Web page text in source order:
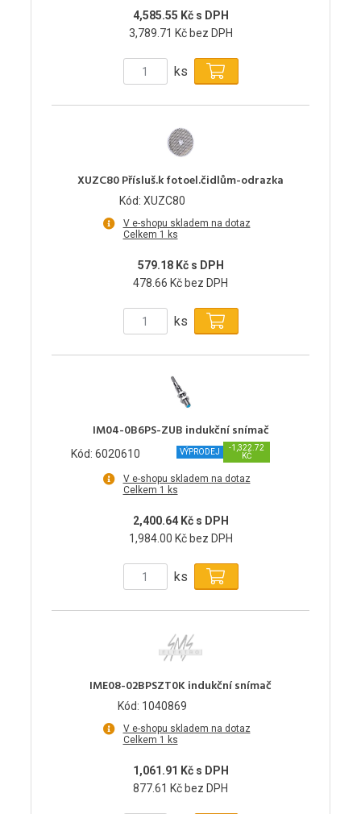
4,585.55 Kč s DPH
3,789.71 Kč bez DPH
ks
XUZC80 Přísluš.k fotoel.čidlům-odrazka
Kód: XUZC80
V e-shopu skladem na dotaz
Celkem 1 ks
579.18 Kč s DPH
478.66 Kč bez DPH
ks
IM04-0B6PS-ZUB indukční snímač
Kód: 6020610 VÝPRODEJ
-1,322.72
KČ
V e-shopu skladem na dotaz
Celkem 1 ks
2,400.64 Kč s DPH
1,984.00 Kč bez DPH
ks
IME08-02BPSZT0K indukční snímač
Kód: 1040869
V e-shopu skladem na dotaz
Celkem 1 ks
1,061.91 Kč s DPH
877.61 Kč bez DPH